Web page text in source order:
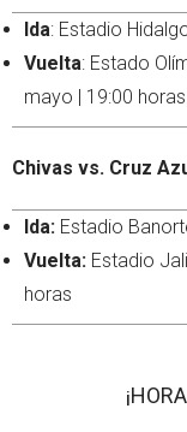
Ida: Estadio
Vuelta: Estado
mayo | 19:00
Chivas vs. Cruz
Ida: Estadio
Vuelta: Estadio
horas